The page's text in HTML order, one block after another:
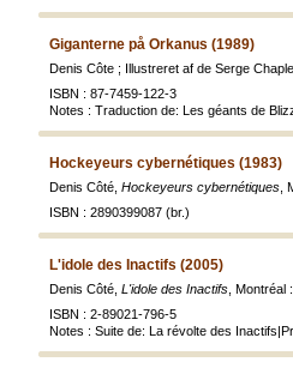
Giganterne på Orkanus (1989)
Denis Côte ; Illustreret af de Serge
ISBN : 87-7459-122-3
Notes : Traduction de: Les géants de
Hockeyeurs cybernétiques (1983)
Denis Côté, Hockeyeurs cybernétiques ,
ISBN : 2890399087 (br.)
L'idole des Inactifs (2005)
Denis Côté, L'idole des Inactifs ,
ISBN : 2-89021-796-5
Notes : Suite de: La révolte des